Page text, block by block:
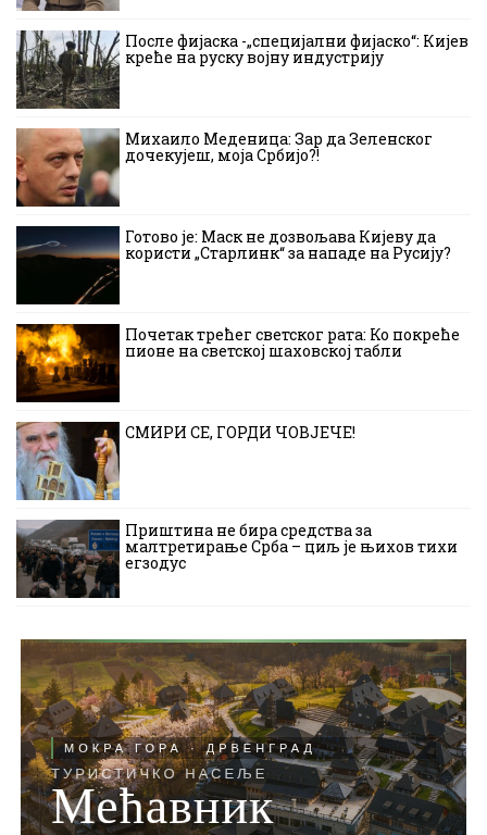
После фијаска -„специјални фијаско“: Кијев
креће на руску војну индустрију
Михаило Меденица: Зар да Зеленског
дочекујеш, моја Србијо?!
Готово је: Маск не дозвољава Кијеву да
користи „Старлинк“ за нападе на Русију?
Почетак трећег светског рата: Ко покреће
пионе на светској шаховској табли
СМИРИ СЕ, ГОРДИ ЧОВЈЕЧЕ!
Приштина не бира средства за
малтретирање Срба – циљ је њихов тихи
егзодус